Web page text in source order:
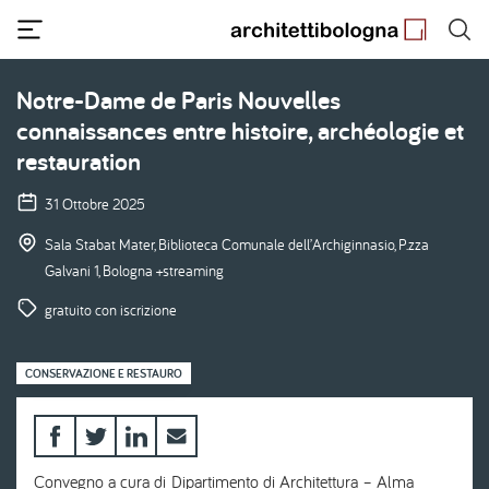
contenuto
principale
Notre-Dame de Paris Nouvelles
connaissances entre histoire, archéologie et
restauration
31 Ottobre 2025
Sala Stabat Mater, Biblioteca Comunale dell’Archiginnasio, P.zza
Galvani 1, Bologna +streaming
gratuito con iscrizione
CONSERVAZIONE E RESTAURO
Convegno a cura di Dipartimento di Architettura – Alma